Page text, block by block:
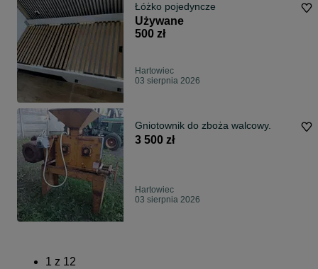
Łóżko pojedyncze
Używane
500 zł
Hartowiec
03 sierpnia 2026
Gniotownik do zboża walcowy.
3 500 zł
Hartowiec
03 sierpnia 2026
1 z 12